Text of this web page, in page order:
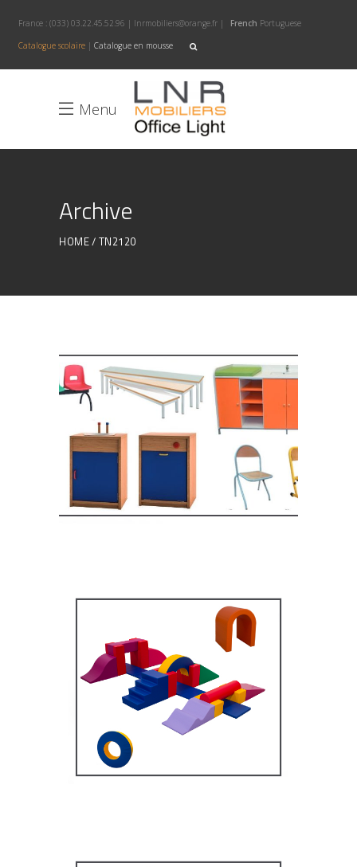
France : (033) 03.22.45.52.96 | lnrmobiliers@orange.fr | French Portuguese
Catalogue scolaire | Catalogue en mousse
Menu
Archive
HOME TN2120
Equipement crèche et
maternelle
MOBILIER SCOLAIRE
Équipement pédagogique
MOBILIER SCOLAIRE